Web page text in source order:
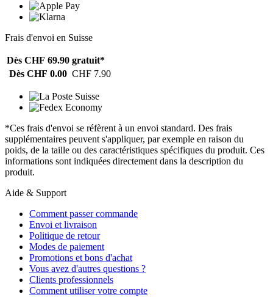
Frais d'envoi en Suisse
Dès CHF 69.90 gratuit*
Dès CHF 0.00 CHF 7.90
*Ces frais d'envoi se réfèrent à un envoi standard. Des frais
supplémentaires peuvent s'appliquer, par exemple en raison du
poids, de la taille ou des caractéristiques spécifiques du produit. Ces
informations sont indiquées directement dans la description du
produit.
Aide & Support
Comment passer commande
Envoi et livraison
Politique de retour
Modes de paiement
Promotions et bons d'achat
Vous avez d'autres questions ?
Clients professionnels
Comment utiliser votre compte